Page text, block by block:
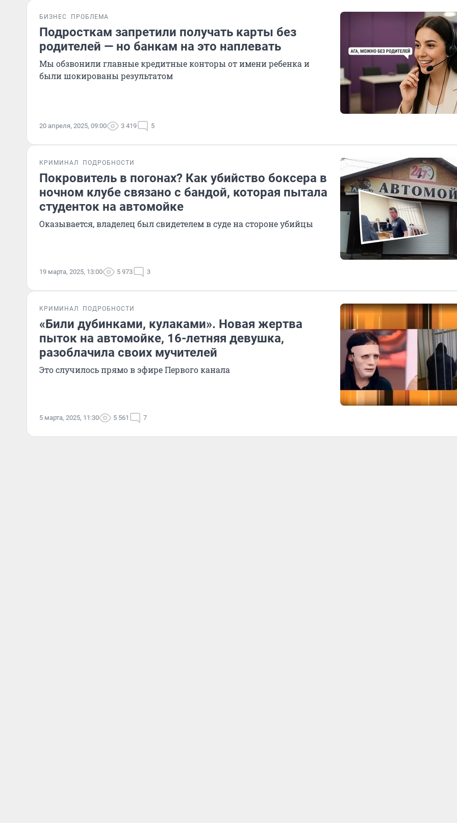
БИЗНЕС ПРОБЛЕМА
Подросткам запретили получать карты без
родителей — но банкам на это наплевать
Мы обзвонили главные кредитные конторы от имени ребенка и
были шокированы результатом
20 апреля, 2025, 09:00 3 419 5
КРИМИНАЛ ПОДРОБНОСТИ
Покровитель в погонах? Как убийство боксера в
ночном клубе связано с бандой, которая пытала
студенток на автомойке
Оказывается, владелец был свидетелем в суде на стороне убийцы
19 марта, 2025, 13:00 5 973 3
КРИМИНАЛ ПОДРОБНОСТИ
«Били дубинками, кулаками». Новая жертва
пыток на автомойке, 16-летняя девушка,
разоблачила своих мучителей
Это случилось прямо в эфире Первого канала
5 марта, 2025, 11:30 5 561 7